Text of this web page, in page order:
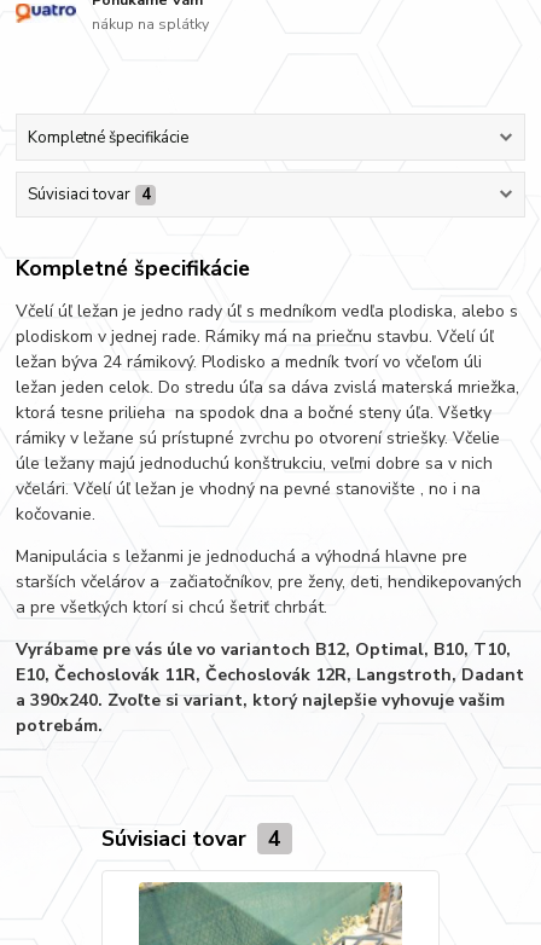
nákup na splátky
Kompletné špecifikácie
Súvisiaci tovar 4
Kompletné špecifikácie
Včelí úľ ležan je jedno rady úľ s medníkom vedľa plodiska, alebo s
plodiskom v jednej rade. Rámiky má na priečnu stavbu. Včelí úľ
ležan býva 24 rámikový. Plodisko a medník tvorí vo včeľom úli
ležan jeden celok. Do stredu úľa sa dáva zvislá materská mriežka,
ktorá tesne prilieha na spodok dna a bočné steny úľa. Všetky
rámiky v ležane sú prístupné zvrchu po otvorení striešky. Včelie
úle ležany majú jednoduchú konštrukciu, veľmi dobre sa v nich
včelári. Včelí úľ ležan je vhodný na pevné stanovište , no i na
kočovanie.
Manipulácia s ležanmi je jednoduchá a výhodná hlavne pre
starších včelárov a začiatočníkov, pre ženy, deti, hendikepovaných
a pre všetkých ktorí si chcú šetriť chrbát.
Vyrábame pre vás úle vo variantoch B12, Optimal, B10, T10,
E10, Čechoslovák 11R, Čechoslovák 12R, Langstroth, Dadant
a 390x240. Zvoľte si variant, ktorý najlepšie vyhovuje vašim
potrebám.
Súvisiaci tovar 4